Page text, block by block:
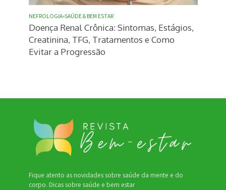
NEFROLOGIA•SAÚDE & BEM ESTAR
Doença Renal Crônica: Sintomas, Estágios,
Creatinina, TFG, Tratamentos e Como
Evitar a Progressão
Fique atento as novidades sobre saúde da mente e do
corpo. Dicas sobre saúde e bem estar